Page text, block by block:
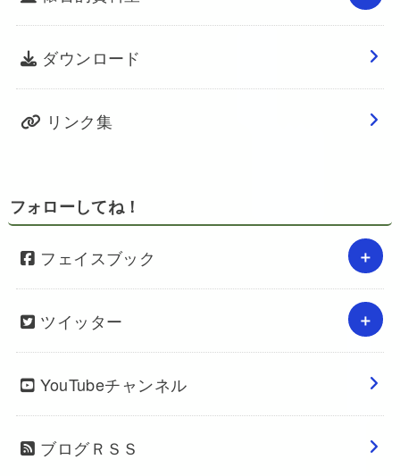
ダウンロード
リンク集
フォローしてね！
フェイスブック
ツイッター
YouTubeチャンネル
ブログＲＳＳ